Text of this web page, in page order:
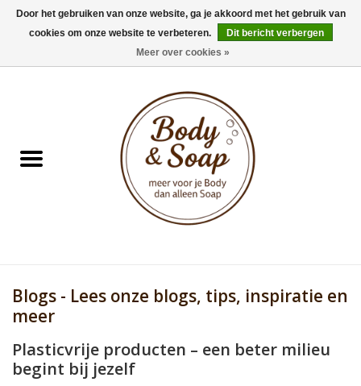
0 Artikelen - €0,00
Doucheproducten
Kids Collection
Men's Collection
Blogs - Lees onze blogs, tips, inspiratie en
meer
Plasticvrije producten – een beter milieu
begint bij jezelf
Door het gebruiken van onze website, ga je akkoord met het gebruik van
cookies om onze website te verbeteren.
Dit bericht verbergen
Meer over cookies »